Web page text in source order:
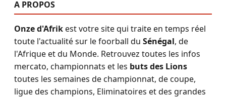
A PROPOS
Onze d'Afrikest votre site qui traite en temps réel
toute l'actualité sur le foorball du Sénégal, de
l'Afrique et du Monde. Retrouvez toutes les infos
mercato, championnats et les buts des Lions
toutes les semaines de championnat, de coupe,
ligue des champions, Eliminatoires et des grandes